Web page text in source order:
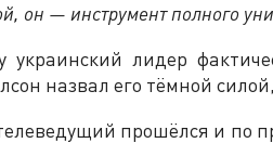
он — инструмент полного
украинский лидер
назвал его тёмной
прошёлся и по